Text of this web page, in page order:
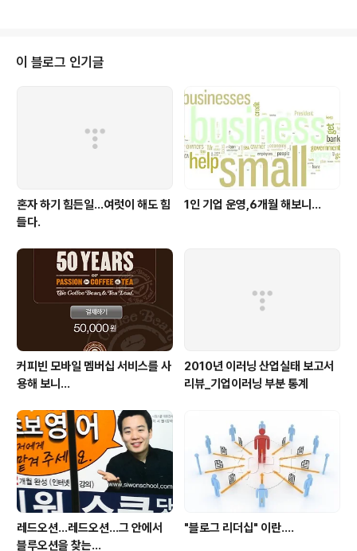
마케팅에 관심이 많다 보니 직접 대 부분 사용해 보는데...
음..이번 푸마 광고는 실패!! 영상 제작 후 페이스북 담벼락
에 바로 공유가 되는 것도 아니고 친구를 선택한다. 아 귀찮
아.아마도 푸마 제품을 추천해주고 싶은 친구를 끌어들이
라는 전략인 것 같은데...귀찮은 걸 더 싫어한다는 것을 간
이 블로그 인기글
혼자 하기 힘든일…여럿이 해도 힘
들다.
1인 기업 운영,6개월 해보니...
커피빈 모바일 멤버십 서비스를 사
용해 보니...
2010년 이러닝 산업실태 보고서
리뷰_기업이러닝 부분 통계
레드오션...레드오션...그 안에서
블루오션을 찾는...
"블로그 리더십" 이란....